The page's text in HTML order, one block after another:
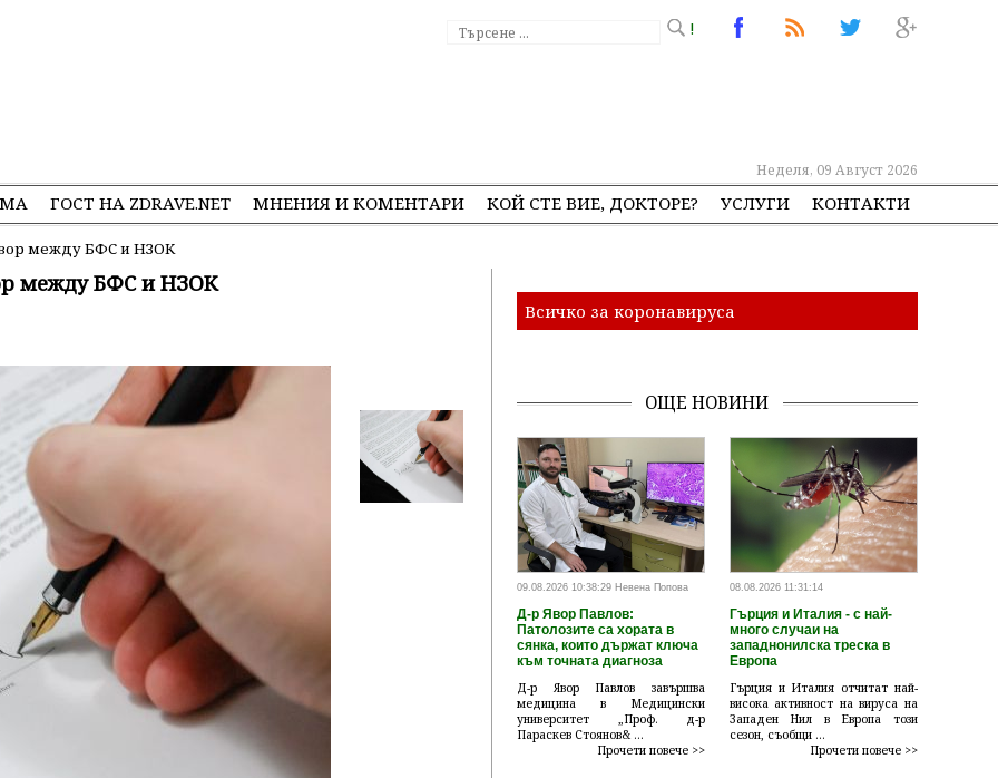
!
Неделя, 09 Август 2026
ГОСТ НА ZDRAVE.NET МНЕНИЯ И КОМЕНТАРИ КОЙ СТЕ ВИЕ, ДОКТОРЕ? УСЛУГИ КОНТАКТИ
между БФС и НЗОК
между БФС и НЗОК
Всичко за коронавируса
ОЩЕ НОВИНИ
09.08.2026 10:38:29 Невена Попова
Д-р Явор Павлов:
Патолозите са хората в
сянка, които държат ключа
към точната диагноза
Д-р Явор Павлов завършва
медицина в Медицински
университет „Проф. д-р
Параскев Стоянов& ...
Прочети повече >>
08.08.2026 11:31:14
Гърция и Италия - с най-
много случаи на
западнонилска треска в
Европа
Гърция и Италия отчитат най-
висока активност на вируса на
Западен Нил в Европа този
сезон, съобщи ...
Прочети повече >>